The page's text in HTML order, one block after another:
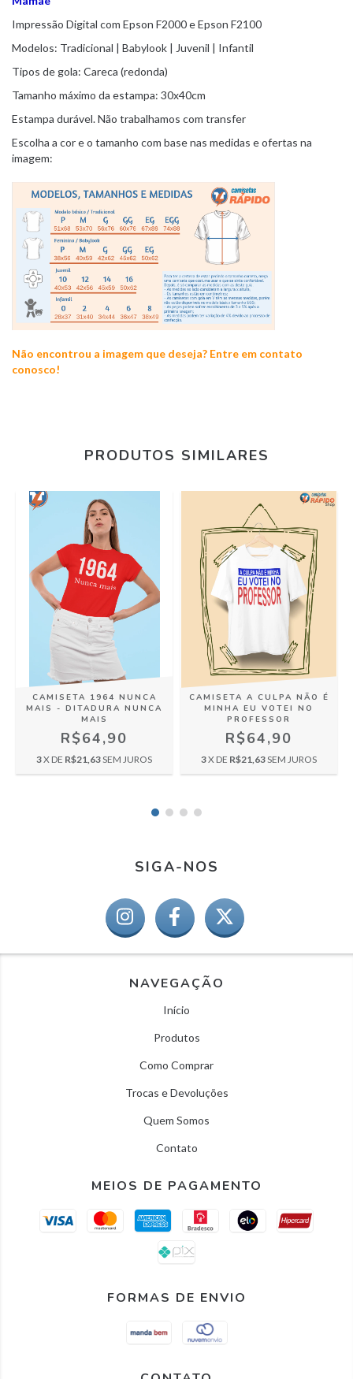
Impressão Digital com Epson F2000 e Epson F2100
Modelos: Tradicional | Babylook | Juvenil | Infantil
Tipos de gola: Careca (redonda)
Tamanho máximo da estampa: 30x40cm
Estampa durável. Não trabalhamos com transfer
Escolha a cor e o tamanho com base nas medidas e ofertas na
imagem:
Não encontrou a imagem que deseja? Entre em contato
conosco!
PRODUTOS SIMILARES
CAMISETA 1964 NUNCA
MAIS - DITADURA NUNCA
MAIS
R$64,90
3X DE R$21,63SEM JUROS
CAMISETA A CULPA NÃO É
MINHA EU VOTEI NO
PROFESSOR
R$64,90
3X DE R$21,63SEM JUROS
SIGA-NOS
NAVEGAÇÃO
Início
Produtos
Como Comprar
Trocas e Devoluções
Quem Somos
Contato
MEIOS DE PAGAMENTO
FORMAS DE ENVIO